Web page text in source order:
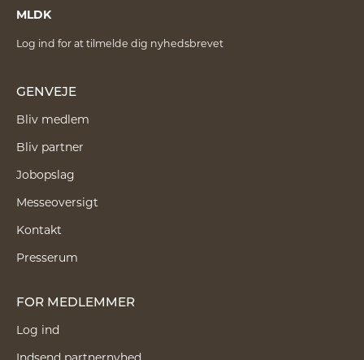
MLDK
Log ind for at tilmelde dig nyhedsbrevet
GENVEJE
Bliv medlem
Bliv partner
Jobopslag
Messeoversigt
Kontakt
Presserum
FOR MEDLEMMER
Log ind